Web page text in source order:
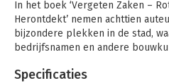
In het boek ‘Vergeten Zaken –
Herontdekt’ nemen achttien
bijzondere plekken in de stad,
bedrijfsnamen en andere
deze verhalen een levendig
Specificaties